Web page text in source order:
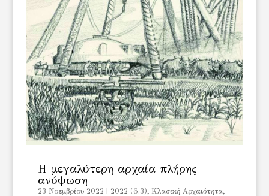
Η μεγαλύτερη αρχαία πλήρης
ανύψωση
23 Νοεμβρίου 2022 | 2022 (6.3) Kλασική Αρχαιότητα,